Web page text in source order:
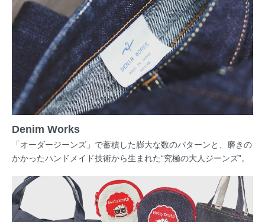
Denim Works
「オーダージーンズ」で蓄積した膨大な数のパターンと、磨きの
かかったハンドメイド技術から生まれた“究極の大人ジーンズ”。